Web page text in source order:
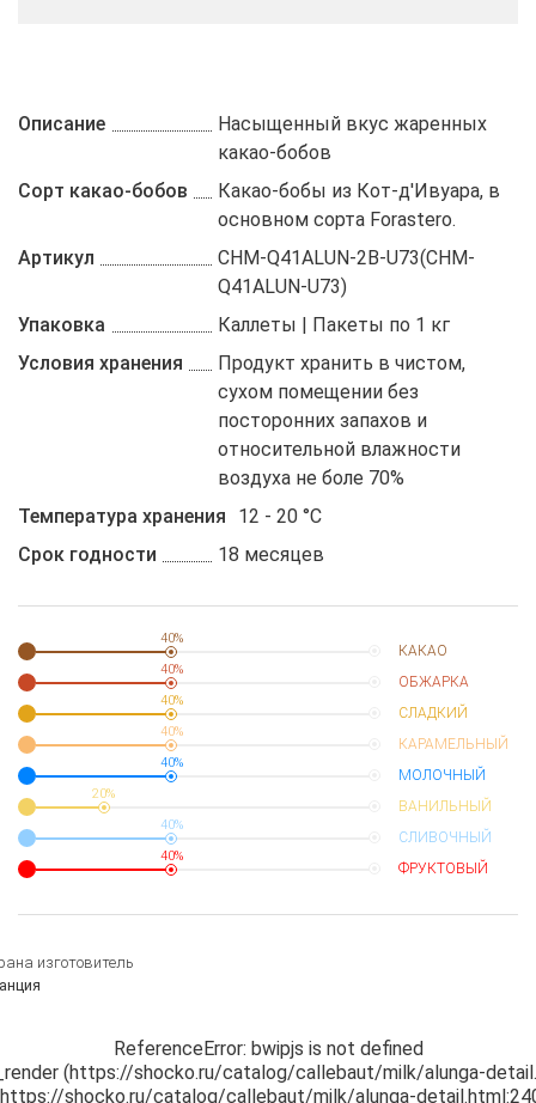
Описание
Насыщенный вкус жаренных
какао-бобов
Сорт какао-бобов
Какао-бобы из Кот-д'Ивуара, в
основном сорта Forastero.
Артикул
CHM-Q41ALUN-2B-U73(CHM-
Q41ALUN-U73)
Упаковка
Каллеты | Пакеты по 1 кг
Условия хранения
Продукт хранить в чистом,
сухом помещении без
посторонних запахов и
относительной влажности
воздуха не боле 70%
Температура хранения
12 - 20 °C
Срок годности
18 месяцев
40%
КАКАО
40%
ОБЖАРКА
40%
СЛАДКИЙ
40%
КАРАМЕЛЬНЫЙ
40%
МОЛОЧНЫЙ
20%
ВАНИЛЬНЫЙ
40%
СЛИВОЧНЫЙ
40%
ФРУКТОВЫЙ
изготовитель
ReferenceError: bwipjs is not defined
(https://shocko.ru/catalog/callebaut/milk/alunga-
https://shocko.ru/catalog/callebaut/milk/alunga-